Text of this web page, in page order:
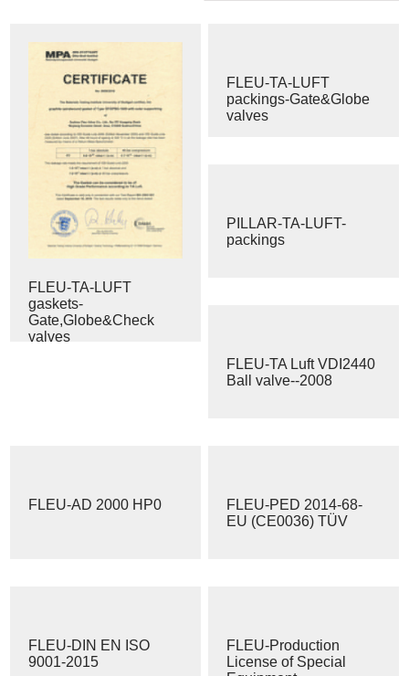
FLEU-TA-LUFT
gaskets-
Gate,Globe&Check
valves
FLEU-TA-LUFT
packings-Gate&Globe
valves
PILLAR-TA-LUFT-
packings
FLEU-TA Luft VDI2440
Ball valve--2008
FLEU-AD 2000 HP0
FLEU-PED 2014-68-
EU (CE0036) TÜV
FLEU-DIN EN ISO
9001-2015
FLEU-Production
License of Special